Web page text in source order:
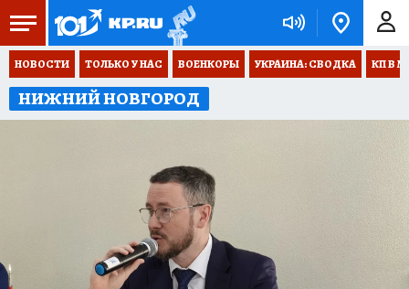
НОВОСТИ ТОЛЬКО У НАС ВОЕНКОРЫ УКРАИНА: СВОДКА КП В
НИЖНИЙ НОВГОРОД